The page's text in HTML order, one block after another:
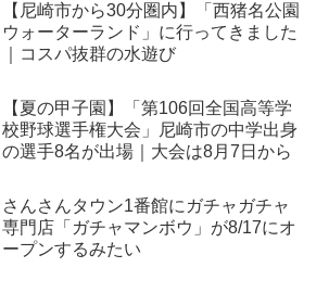
【尼崎市から30分圏内】「西猪名公園
ウォーターランド」に行ってきました
｜コスパ抜群の水遊び
【夏の甲子園】「第106回全国高等学
校野球選手権大会」尼崎市の中学出身
の選手8名が出場｜大会は8月7日から
さんさんタウン1番館にガチャガチャ
専門店「ガチャマンボウ」が8/17にオ
ープンするみたい